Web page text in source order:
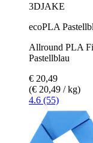
3DJAKE
ecoPLA
Allround PLA
Pastellblau
€ 20,49
(€ 20,49 / kg)
4.6 (55)